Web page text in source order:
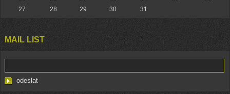
27
28 29 30 31
MAIL LIST